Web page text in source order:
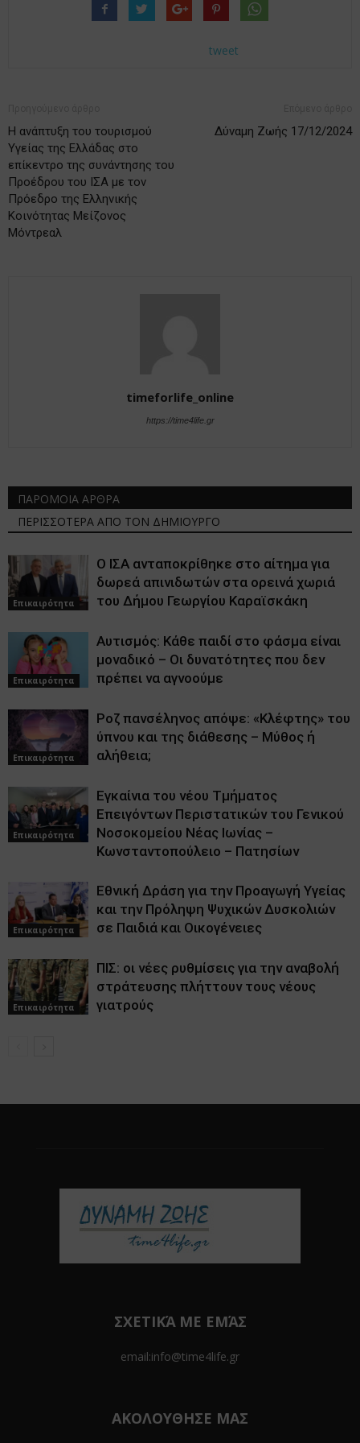
tweet
Η ανάπτυξη του τουρισμού
Υγείας της Ελλάδας στο
επίκεντρο της συνάντησης του
Προέδρου του ΙΣΑ με τον
Πρόεδρο της Ελληνικής
Κοινότητας Μείζονος
Μόντρεαλ
Δύναμη Ζωής 17/12/2024
timeforlife_online
https://time4life.gr
ΠΑΡΟΜΟΙΑ ΑΡΘΡΑ
ΠΕΡΙΣΣΟΤΕΡΑ ΑΠΟ ΤΟΝ ΔΗΜΙΟΥΡΓΟ
Επικαιρότητα
Ο ΙΣΑ ανταποκρίθηκε στο αίτημα για
δωρεά απινιδωτών στα ορεινά χωριά
του Δήμου Γεωργίου Καραϊσκάκη
Επικαιρότητα
Αυτισμός: Κάθε παιδί στο φάσμα είναι
μοναδικό – Οι δυνατότητες που δεν
πρέπει να αγνοούμε
Επικαιρότητα
Ροζ πανσέληνος απόψε: «Κλέφτης» του
ύπνου και της διάθεσης – Μύθος ή
αλήθεια;
Επικαιρότητα
Εγκαίνια του νέου Τμήματος
Επειγόντων Περιστατικών του Γενικού
Νοσοκομείου Νέας Ιωνίας –
Κωνσταντοπούλειο – Πατησίων
Επικαιρότητα
Εθνική Δράση για την Προαγωγή Υγείας
και την Πρόληψη Ψυχικών Δυσκολιών
σε Παιδιά και Οικογένειες
Επικαιρότητα
ΠΙΣ: οι νέες ρυθμίσεις για την αναβολή
στράτευσης πλήττουν τους νέους
γιατρούς
ΣΧΕΤΙΚΆ ΜΕ ΕΜΆΣ
email:info@time4life.gr
ΑΚΟΛΟΥΘΗΣΕ ΜΑΣ